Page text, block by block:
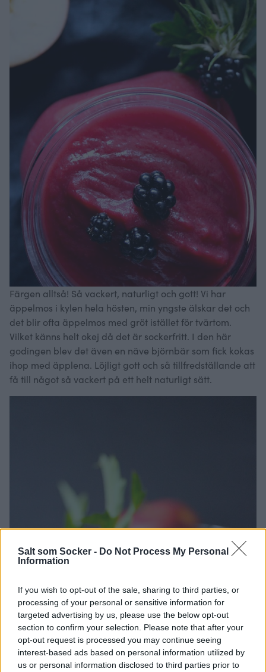
Salt som Socker - Do Not Process My Personal
Information
If you wish to opt-out of the sale, sharing to third parties, or
processing of your personal or sensitive information for
targeted advertising by us, please use the below opt-out
section to confirm your selection. Please note that after your
opt-out request is processed you may continue seeing
interest-based ads based on personal information utilized by
us or personal information disclosed to third parties prior to
Färgen alltså! Så vackert, naturligt och gott! Vi har
äppelmos i kylen hela hösten, min yngste älskar det och
det blir ofta äppelmos med gröt istället för tvärtom.
Vilket känns helt okej då det är sockerfritt. I den här
godingen blev det även en näve björnbär som fick kokas
ihop med äpplena. Löjligt gott och så tillfredställande att
få till något så vackert på ett helt naturligt sätt.